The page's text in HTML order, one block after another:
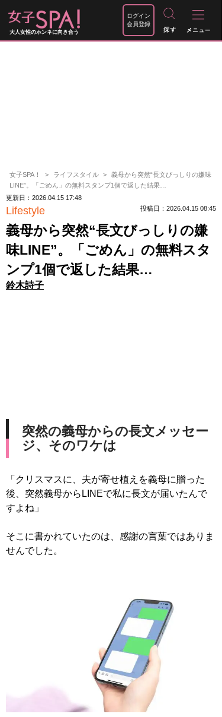
大人女性のホンネに向き合う
ログイン
会員登録
女子SPA！ ライフスタイル
義母から突然“長文びっしりの嫌味
LINE”。「ごめん」の無料スタンプ1個で返した結果…
更新日：2026.04.15 17:48
Lifestyle 投稿日：2026.04.15 08:45
義母から突然“長文びっしりの嫌
味LINE”。「ごめん」の無料スタ
ンプ1個で返した結果…
鈴木詩子
突然の義母からの長文メッセー
ジ、そのワケは
「クリスマスに、夫が寄せ植えを義母に贈った
後、突然義母からLINEで私に長文が届いたんで
すよね」
そこに書かれていたのは、感謝の言葉ではありま
せんでした。